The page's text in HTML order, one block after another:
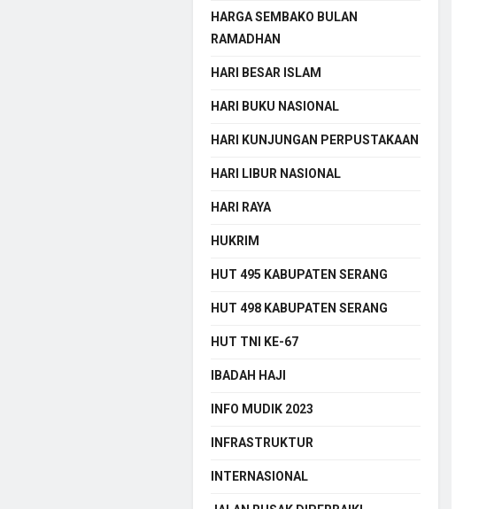
HARGA SEMBAKO BULAN
RAMADHAN
HARI BESAR ISLAM
HARI BUKU NASIONAL
HARI KUNJUNGAN PERPUSTAKAAN
HARI LIBUR NASIONAL
HARI RAYA
HUKRIM
HUT 495 KABUPATEN SERANG
HUT 498 KABUPATEN SERANG
HUT TNI KE-67
IBADAH HAJI
INFO MUDIK 2023
INFRASTRUKTUR
INTERNASIONAL